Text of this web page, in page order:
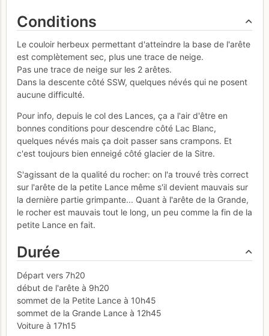
Conditions
Le couloir herbeux permettant d'atteindre la base de l'arête
est complètement sec, plus une trace de neige.
Pas une trace de neige sur les 2 arêtes.
Dans la descente côté SSW, quelques névés qui ne posent
aucune difficulté.
Pour info, depuis le col des Lances, ça a l'air d'être en
bonnes conditions pour descendre côté Lac Blanc,
quelques névés mais ça doit passer sans crampons. Et
c'est toujours bien enneigé côté glacier de la Sitre.
S'agissant de la qualité du rocher: on l'a trouvé très correct
sur l'arête de la petite Lance même s'il devient mauvais sur
la dernière partie grimpante... Quant à l'arête de la Grande,
le rocher est mauvais tout le long, un peu comme la fin de la
petite Lance en fait.
Durée
Départ vers 7h20
début de l'arête à 9h20
sommet de la Petite Lance à 10h45
sommet de la Grande Lance à 12h45
Voiture à 17h15